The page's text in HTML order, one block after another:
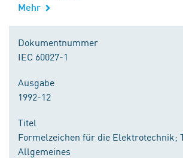
Mehr
Dokumentnummer
IEC 60027-1
Ausgabe
1992-12
Titel
Formelzeichen für die Elektrotechnik;
Allgemeines